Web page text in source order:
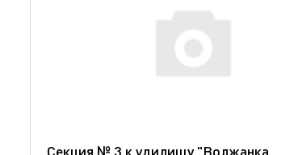
Секция № 3 к удилищу "Волжанка